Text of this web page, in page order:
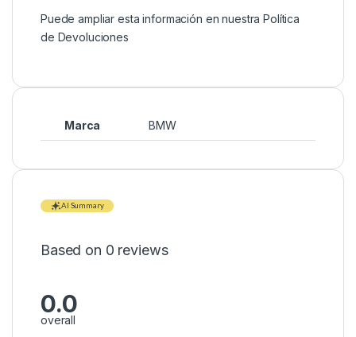
Puede ampliar esta información en nuestraPolítica
de Devoluciones
Marca BMW
AI Summary
Based on 0 reviews
0.0
overall